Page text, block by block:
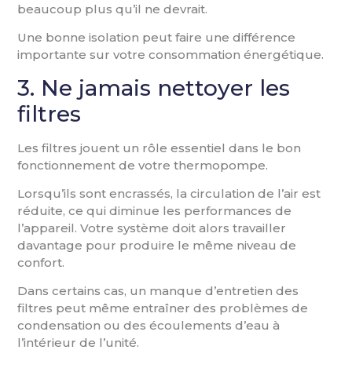
beaucoup plus qu’il ne devrait.
Une bonne isolation peut faire une différence
importante sur votre consommation énergétique.
3. Ne jamais nettoyer les
filtres
Les filtres jouent un rôle essentiel dans le bon
fonctionnement de votre thermopompe.
Lorsqu’ils sont encrassés, la circulation de l’air est
réduite, ce qui diminue les performances de
l’appareil. Votre système doit alors travailler
davantage pour produire le même niveau de
confort.
Dans certains cas, un manque d’entretien des
filtres peut même entraîner des problèmes de
condensation ou des écoulements d’eau à
l’intérieur de l’unité.